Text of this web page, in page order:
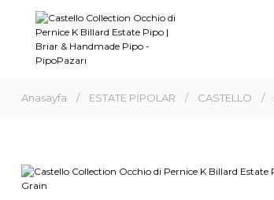
Anasayfa ESTATE PİPOLAR CASTELLO